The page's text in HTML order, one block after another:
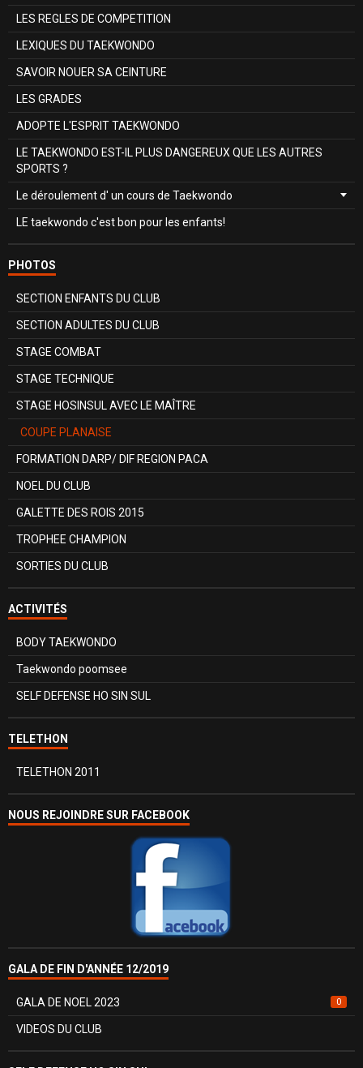
LES REGLES DE COMPETITION
LEXIQUES DU TAEKWONDO
SAVOIR NOUER SA CEINTURE
LES GRADES
ADOPTE L'ESPRIT TAEKWONDO
LE TAEKWONDO EST-IL PLUS DANGEREUX QUE LES AUTRES
SPORTS ?
Le déroulement d' un cours de Taekwondo
LE taekwondo c'est bon pour les enfants!
PHOTOS
SECTION ENFANTS DU CLUB
SECTION ADULTES DU CLUB
STAGE COMBAT
STAGE TECHNIQUE
STAGE HOSINSUL AVEC LE MAÎTRE
COUPE PLANAISE
FORMATION DARP/ DIF REGION PACA
NOEL DU CLUB
GALETTE DES ROIS 2015
TROPHEE CHAMPION
SORTIES DU CLUB
ACTIVITÉS
BODY TAEKWONDO
Taekwondo poomsee
SELF DEFENSE HO SIN SUL
TELETHON
TELETHON 2011
NOUS REJOINDRE SUR FACEBOOK
GALA DE FIN D'ANNÉE 12/2019
GALA DE NOEL 2023 0
VIDEOS DU CLUB